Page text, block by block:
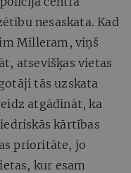
nesaskata. Kad
Milleram, viņš
atsevišķas vietas
tās uzskata
atgādināt, ka
kārtības
prioritāte, jo
kur esam